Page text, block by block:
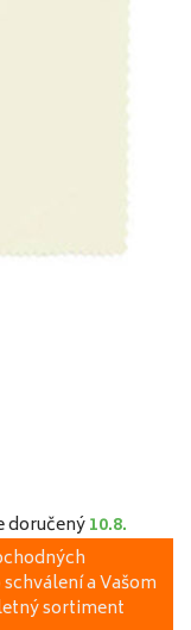
doručený10.8.
schválení a Vašom
sortiment